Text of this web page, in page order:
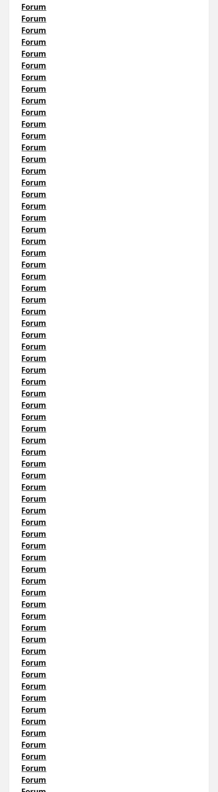
Forum
Forum
Forum
Forum
Forum
Forum
Forum
Forum
Forum
Forum
Forum
Forum
Forum
Forum
Forum
Forum
Forum
Forum
Forum
Forum
Forum
Forum
Forum
Forum
Forum
Forum
Forum
Forum
Forum
Forum
Forum
Forum
Forum
Forum
Forum
Forum
Forum
Forum
Forum
Forum
Forum
Forum
Forum
Forum
Forum
Forum
Forum
Forum
Forum
Forum
Forum
Forum
Forum
Forum
Forum
Forum
Forum
Forum
Forum
Forum
Forum
Forum
Forum
Forum
Forum
Forum
Forum